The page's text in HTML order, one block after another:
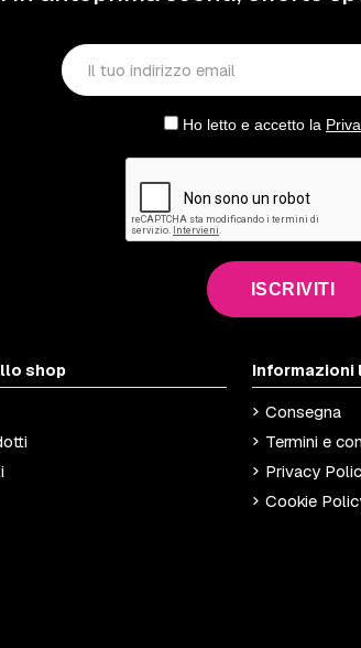
Ho letto e accetto la
ISCRIVITI
shop Informazioni
Consegna
Termini e
Privacy
Cookie